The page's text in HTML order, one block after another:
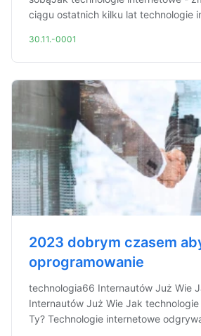
ciągu ostatnich kilku lat technologie
30.11.-0001
2023 dobrym czasem
oprogramowanie
technologia66 Internautów Już Wie
Internautów Już Wie Jak
Ty? Technologie internetowe